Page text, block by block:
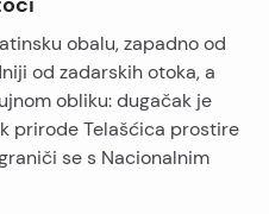
obalu, zapadno od
od zadarskih otoka, a
obliku: dugačak je
prirode Telašćica prostire
se s Nacionalnim